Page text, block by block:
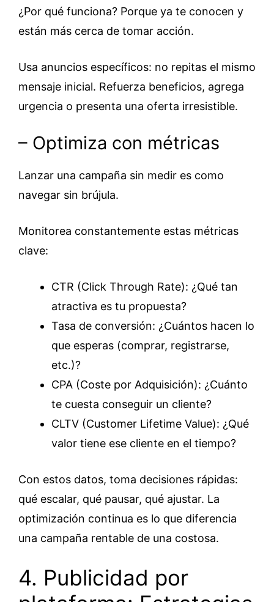
¿Por qué funciona? Porque ya te conocen y
están más cerca de tomar acción.
Usa anuncios específicos: no repitas el mismo
mensaje inicial. Refuerza beneficios, agrega
urgencia o presenta una oferta irresistible.
– Optimiza con métricas
Lanzar una campaña sin medir es como
navegar sin brújula.
Monitorea constantemente estas métricas
clave:
CTR (Click Through Rate): ¿Qué tan
atractiva es tu propuesta?
Tasa de conversión: ¿Cuántos hacen lo
que esperas (comprar, registrarse,
etc.)?
CPA (Coste por Adquisición): ¿Cuánto
te cuesta conseguir un cliente?
CLTV (Customer Lifetime Value): ¿Qué
valor tiene ese cliente en el tiempo?
Con estos datos, toma decisiones rápidas:
qué escalar, qué pausar, qué ajustar. La
optimización continua es lo que diferencia
una campaña rentable de una costosa.
4. Publicidad por